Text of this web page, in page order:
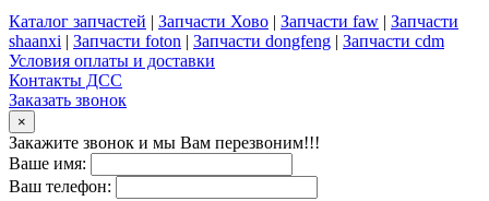
Каталог запчастей | Запчасти Хово | Запчасти faw | Запчасти
shaanxi | Запчасти foton | Запчасти dongfeng | Запчасти cdm
Условия оплаты и доставки
Контакты ДСС
Заказать звонок
×
Закажите звонок и мы Вам перезвоним!!!
Ваше имя:
Ваш телефон: